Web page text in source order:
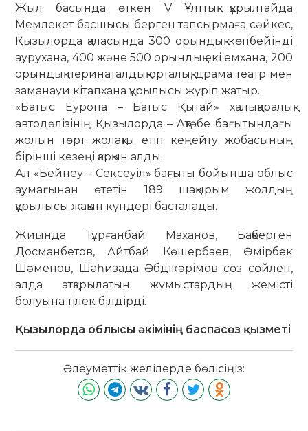
Жыл басында өткен V Ұлттық құрылтайда
Мемлекет басшысы берген тапсырмаға сәйкес,
Қызылорда қаласында 300 орындық көпбейінді
аурухана, 400 және 500 орындық екі емхана, 200
орындық перинаталдық орталық, драма театр мен
заманауи кітапхана құрылысы жүріп жатыр.
«Батыс Еуропа – Батыс Қытай» халықаралық
автодәлізінің Қызылорда – Ақтөбе бағытындағы
жолын төрт жолақты етіп кеңейту жобасының
бірінші кезеңі қарқын алды.
Ал «Бейнеу – Сексеуіл» бағыты бойынша облыс
аумағынан өтетін 189 шақырым жолдың
құрылысы жақын күндері басталады.
Жиында Тұрғанбай Маханов, Бақберген
Досманбетов, Айтбай Көшербаев, Өмірбек
Шәменов, Шаһизада Әбдікәрімов сөз сөйлеп,
алда атқарылатын жұмыстардың жемісті
болуына тілек білдірді.
Қызылорда облысы әкімінің баспасөз қызметі
Әлеуметтік желілерде бөлісіңіз: